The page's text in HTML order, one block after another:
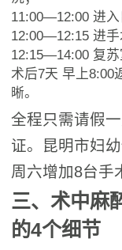
11:00—12:00 进入
12:00—12:15 进手
12:15—14:00 复苏
术后7天 早上8:00
晰。
全程只需请假
证。昆明市妇
周六增加8台手
三、术中麻
的4个细节